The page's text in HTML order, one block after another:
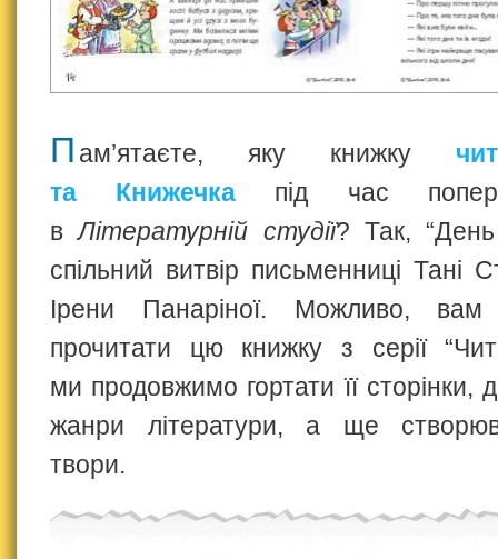
П ам’ятаєте, яку книжку
та Книжечка під час
вЛітературній студії? Так,
спільний витвір письменниці Тані
Ірени Панаріної. Можливо,
прочитати цю книжку з серії
ми продовжимо гортати її сторінки,
жанри літератури, а ще
твори.